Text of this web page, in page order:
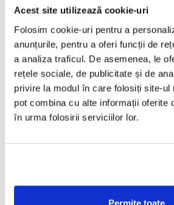
Acest site utilizează cookie-uri
Folosim cookie-uri pentru a
anunțurile, pentru a oferi funcții de
a analiza traficul. De asemenea, le
rețele sociale, de publicitate și de
privire la modul în care folosiți site-ul
pot combina cu alte informații oferite
în urma folosirii serviciilor lor.
Permite toate
EPISOADE
ca
ești
de